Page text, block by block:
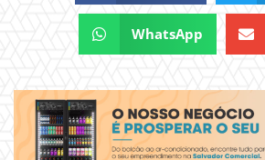
WhatsApp